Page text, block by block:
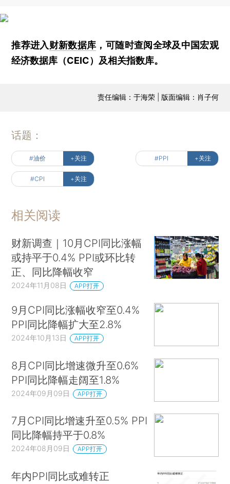
推荐进入财新数据库 ，可随时查阅全球及中国宏观
经济数据库（CEIC）及相关指数库。
责任编辑：于海荣 | 版面编辑：肖子何
话题：
#油价 +关注 #PPI +关注
#CPI +关注
相关阅读
财新调查｜10月CPI同比涨幅
或持平于0.4% PPI或环比转
正、同比降幅收窄
2024年11月08日 APP打开
9月CPI同比涨幅收窄至0.4%
PPI同比降幅扩大至2.8%
2024年10月13日 APP打开
8月CPI同比增速微升至0.6%
PPI同比降幅走阔至1.8%
2024年09月09日 APP打开
7月CPI同比增速升至0.5% PPI
同比降幅持平于0.8%
2024年08月09日 APP打开
年内PPI同比或难转正